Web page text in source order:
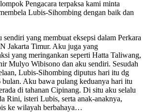
Pengacara terpaksa kami minta
Lubis-Sihombing dengan baik dan
yang membuat eksepsi dalam Perkara
Jakarta Timur. Aku juga yang
yang meringankan seperti Hatta Taliwang,
Mulyo Wibisono dan aku sendiri. Sesudah
Lubis-Sihombing diputus hari itu dg
bulan. Aku bawa pulang keduanya hari itu
di tahanan Cipinang. Di situ aku selalu
Rini, isteri Lubis, serta anak-anaknya,
ke wilayah berbahaya…